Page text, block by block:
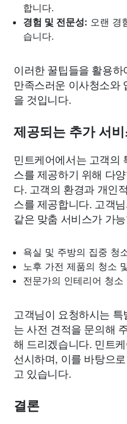
합니다.
경험 및 전문성: 오랜 경
습니다.
이러한 꿀팁들을 활용
만족스러운 이사청소와
을 것입니다.
제공되는 추가 서
민트케어에서는 고객의
스를 제공하기 위해 다
다. 고객의 환경과 개인
스를 제공합니다. 고객
같은 맞춤 서비스가 가
욕실 및 주방의 집중 청
노후 가전 제품의 청소
전문가의 인테리어 청소
고객님이 요청하시는
는 사전 견적을 문의해
해 드리겠습니다. 민트
선시하며, 이를 바탕으
고 있습니다.
결론